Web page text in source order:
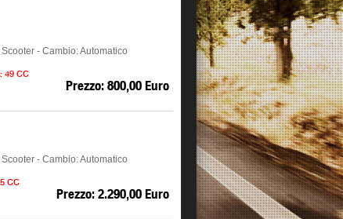
- Cambio: Automatico
49 CC
Prezzo: 800,00 Euro
- Cambio: Automatico
CC
Prezzo: 2.290,00 Euro